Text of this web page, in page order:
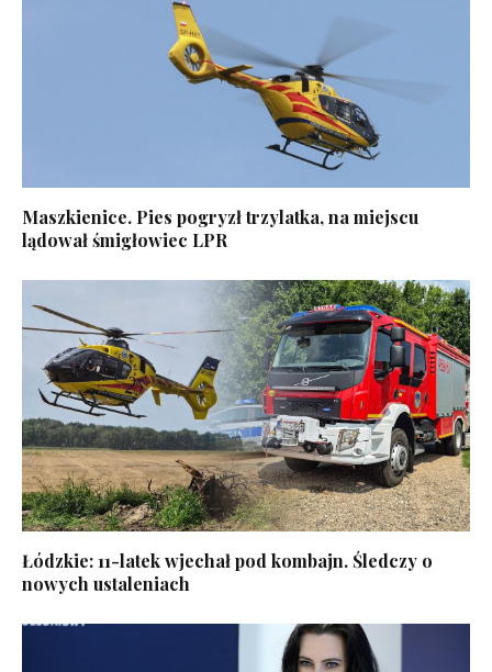
Maszkienice. Pies pogryzł trzylatka, na miejscu
lądował śmigłowiec LPR
Łódzkie: 11-latek wjechał pod kombajn. Śledczy o
nowych ustaleniach